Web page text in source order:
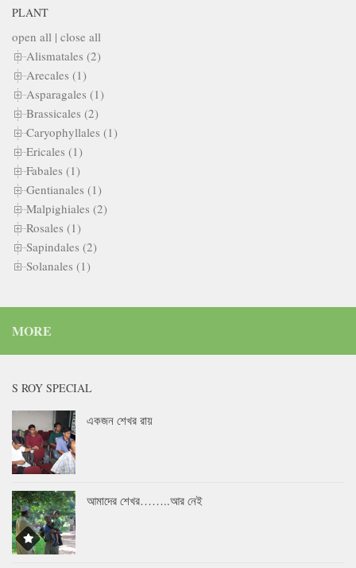
PLANT
open all | close all
Alismatales (2)
Arecales (1)
Asparagales (1)
Brassicales (2)
Caryophyllales (1)
Ericales (1)
Fabales (1)
Gentianales (1)
Malpighiales (2)
Rosales (1)
Sapindales (2)
Solanales (1)
MORE
S ROY SPECIAL
একজন শেখর রায়
আমাদের শেখর……..আর নেই